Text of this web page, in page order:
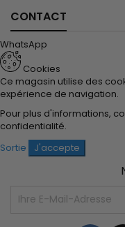
CONTACT
WhatsApp
Cookies
Ce magasin utilise des
expérience de navigation.
Pour plus d'informations,
confidentialité.
Sortie
J'accepte